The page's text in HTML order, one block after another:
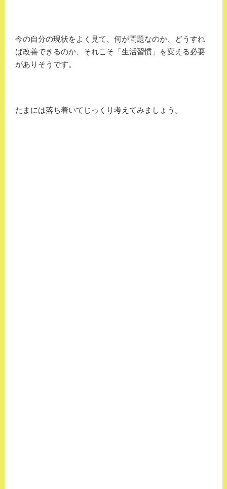
今の自分の現状をよく見て、何が問題なのか、どうすれ
ば改善できるのか、それこそ「生活習慣」を変える必要
がありそうです。
たまには落ち着いてじっくり考えてみましょう。